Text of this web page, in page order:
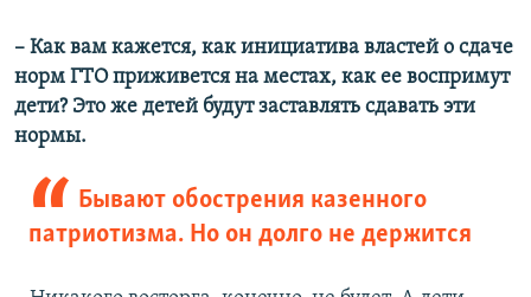
– Как вам кажется, как инициатива властей о сдаче
норм ГТО приживется на местах, как ее воспримут
дети? Это же детей будут заставлять сдавать эти
нормы.
Бывают обострения казенного
патриотизма. Но он долго не держится